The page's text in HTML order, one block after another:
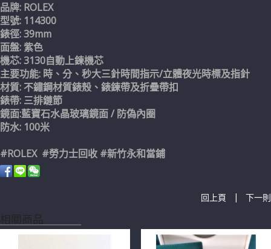
品牌: ROLEX
型號: 114300
錶徑: 39mm
面盤: 紫色
機芯: 3130自動上鍊機芯
主要功能: 時、分、秒大三針時間指示/立體夜光時標及指針
材質: 不鏽鋼材質錶殼、錶鍊帶及折疊帶扣
錶帶: 三排鏈節
鏡面:藍寶石水晶玻璃鏡面 / 防偽內圈
防水: 100米
#ROLEX #勞力士回收 #新竹永和當鋪
回上頁 | 下一則
相關商品